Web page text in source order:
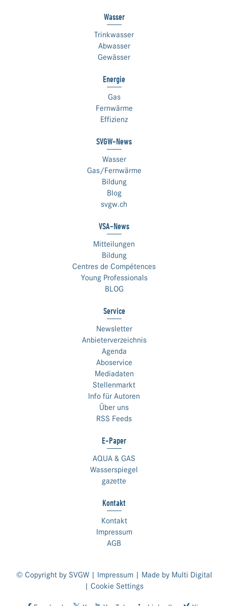
Wasser
Trinkwasser
Abwasser
Gewässer
Energie
Gas
Fernwärme
Effizienz
SVGW-News
Wasser
Gas/Fernwärme
Bildung
Blog
svgw.ch
VSA-News
Mitteilungen
Bildung
Centres de Compétences
Young Professionals
BLOG
Service
Newsletter
Anbieterverzeichnis
Agenda
Aboservice
Mediadaten
Stellenmarkt
Info für Autoren
Über uns
RSS Feeds
E-Paper
AQUA & GAS
Wasserspiegel
gazette
Kontakt
Kontakt
Impressum
AGB
© Copyright by SVGW | Impressum| Made by Multi Digital
| Cookie Settings